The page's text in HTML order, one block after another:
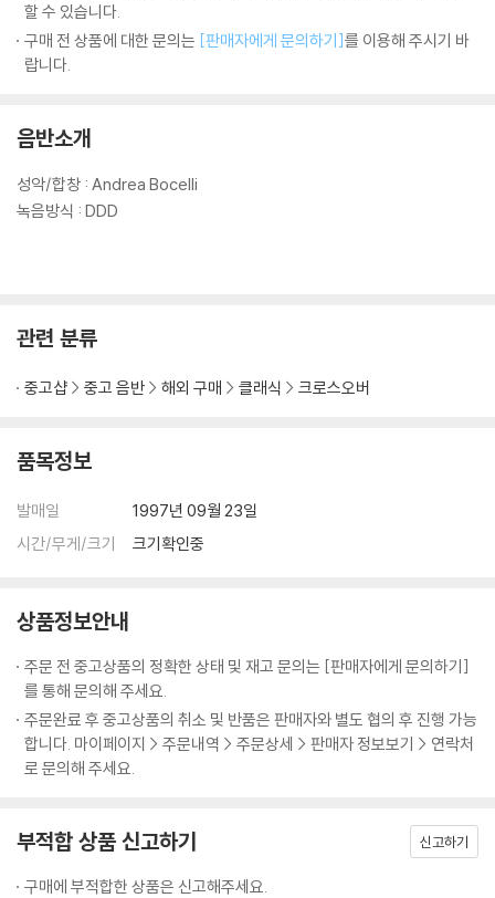
할 수 있습니다.
구매 전 상품에 대한 문의는 [판매자에게 문의하기]를 이용해 주시기 바
랍니다.
음반소개
성악/합창 : Andrea Bocelli
녹음방식 : DDD
관련 분류
중고샵 중고 음반 해외 구매 클래식 크로스오버
품목정보
발매일
1997년 09월 23일
시간/무게/크기
크기확인중
상품정보안내
주문 전 중고상품의 정확한 상태 및 재고 문의는 [판매자에게 문의하기]
를 통해 문의해 주세요.
주문완료 후 중고상품의 취소 및 반품은 판매자와 별도 협의 후 진행 가능
합니다. 마이페이지 > 주문내역 > 주문상세 > 판매자 정보보기 > 연락처
로 문의해 주세요.
부적합 상품 신고하기 신고하기
구매에 부적합한 상품은 신고해주세요.